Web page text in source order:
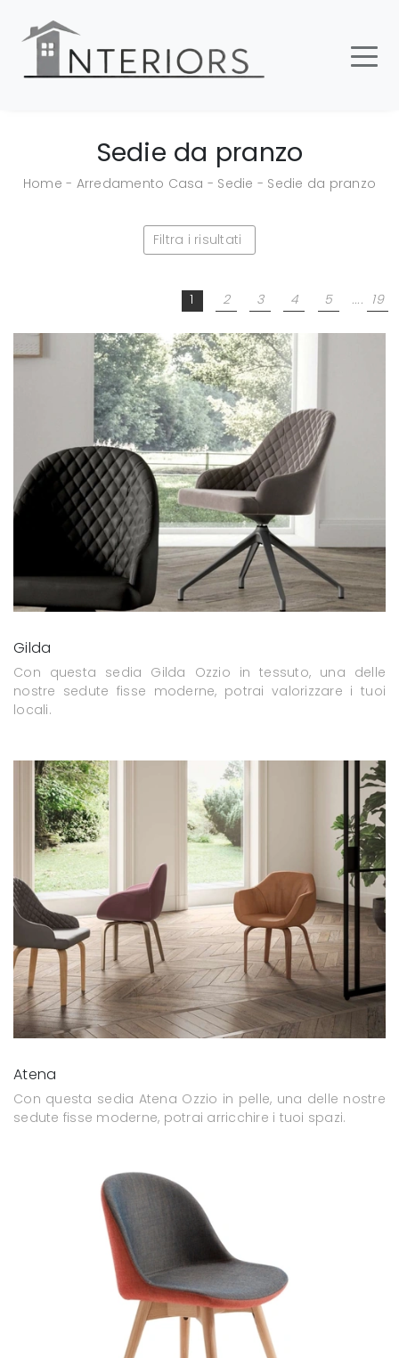
Sedie da pranzo
Home - Arredamento Casa - Sedie - Sedie da pranzo
Filtra i risultati
1 2 3 4 5 .... 19
Gilda
Con questa sedia Gilda Ozzio in tessuto, una delle
nostre sedute fisse moderne, potrai valorizzare i tuoi
locali.
Atena
Con questa sedia Atena Ozzio in pelle, una delle nostre
sedute fisse moderne, potrai arricchire i tuoi spazi.